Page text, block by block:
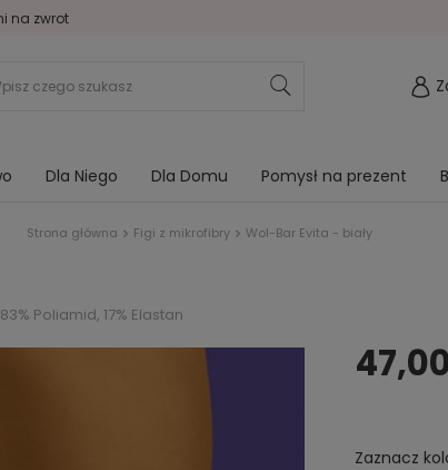
na zwrot
Dla Niego Dla Domu Pomysł na prezent
Strona główna Figi z mikrofibry Wol-Bar Evita - biały
Poliamid, 17% Elastan
Zaznacz